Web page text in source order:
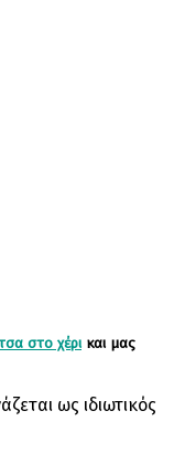
στο χέρι και μας
ως ιδιωτικός